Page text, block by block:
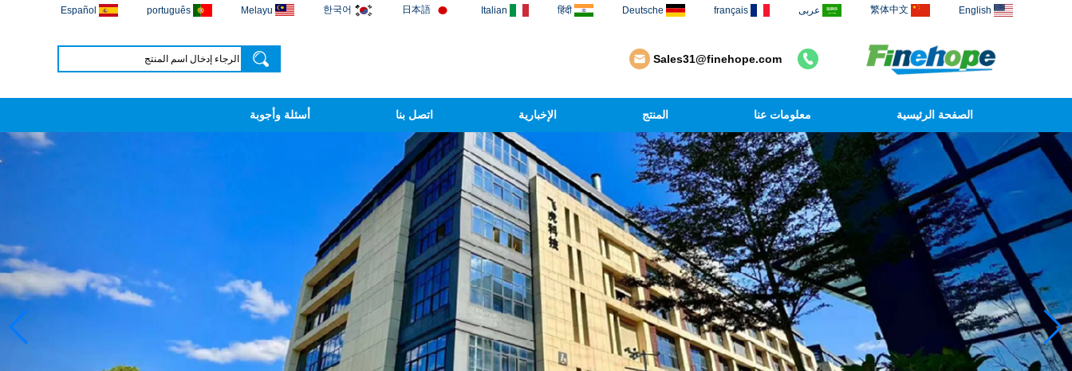
English
繁体中文 عربى français
Deutsche
हिंदी
Italian
日本語
한국어
Melayu
português
Español
Sales31@finehope.com
الصفحة الرئيسية معلومات عنا المنتج الإخبارية اتصل بنا أسئلة وأجوبة